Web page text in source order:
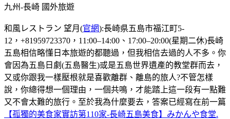
九州-長崎 國外旅遊
和風レストラン 望月(官網):長崎県五島市福江町5-
12，+81959723370，11:00–14:00、17:00–20:00(星期二休)長崎
五島相信略懂日本旅遊的都聽過，但我相信去過的人不多。你
會因為五島日劇(五島醫生)或是五島世界遺產的教堂群而去，
又或你跟我一樣壓根就是喜歡離群、離島的旅人?不管怎樣
說，你總得想一個理由，一個共鳴，才能踏上這一段有一點難
又不會太難的旅行。至於我為什麼要去，答案已經寫在前一篇
【孤獨的美食家實訪第110家-長崎五島美食】みかんや食堂.